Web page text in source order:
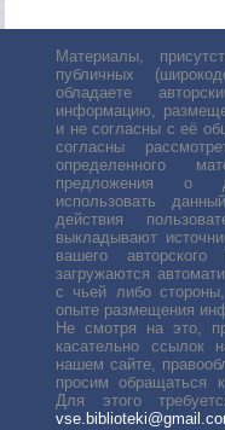
Материалы,
публичных
обладаете
информацию,
и не согласны с её
согласны
определенного
предложения о
использовать
действия
выкладывают
вашего
загружаются
с чьей либо
опыте размещения
Не смотря на это,
касательно ссылок
нашем сайте,
просим обращаться
Для этого